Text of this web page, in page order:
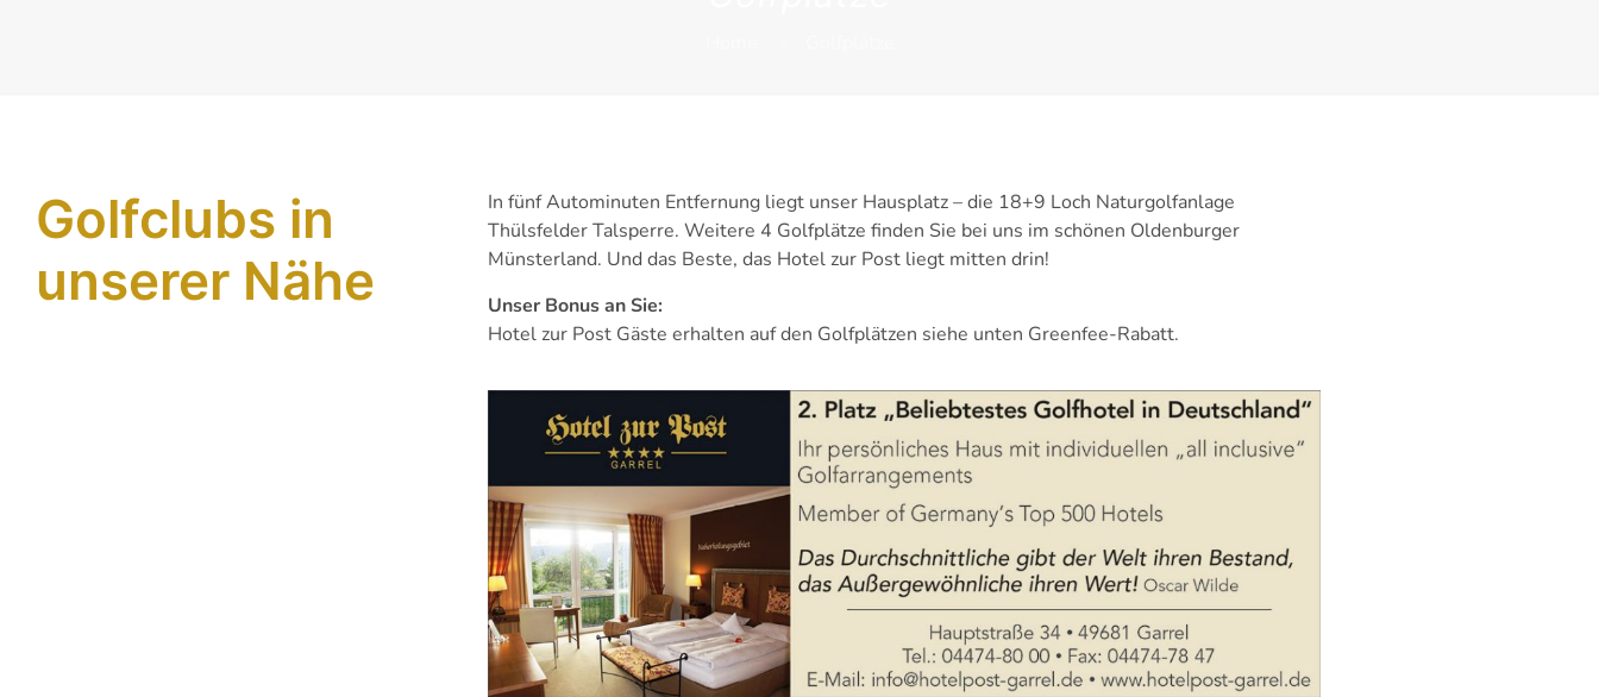
Golfclubs in
unserer Nähe
In fünf Autominuten Entfernung liegt unser Hausplatz – die 18+9 Loch Naturgolfanlage
Thülsfelder Talsperre. Weitere 4 Golfplätze finden Sie bei uns im schönen Oldenburger
Münsterland. Und das Beste, das Hotel zur Post liegt mitten drin!
Unser Bonus an Sie:
Hotel zur Post Gäste erhalten auf den Golfplätzen siehe unten Greenfee-Rabatt.